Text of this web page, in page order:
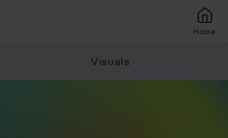
Home
Visuals